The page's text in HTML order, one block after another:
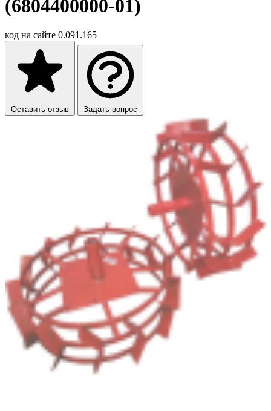
(6804400000-01)
код на сайте 0.091.165
Оставить отзыв Задать вопрос